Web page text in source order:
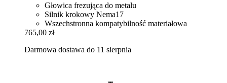
Głowica frezująca do metalu
Silnik krokowy Nema17
Wszechstronna kompatybilność materiałowa
765,00 zł
Darmowa dostawa do 11 sierpnia